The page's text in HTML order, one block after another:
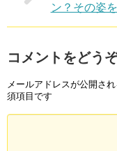
ン？その姿
コメントをどう
メールアドレスが公開され
須項目です